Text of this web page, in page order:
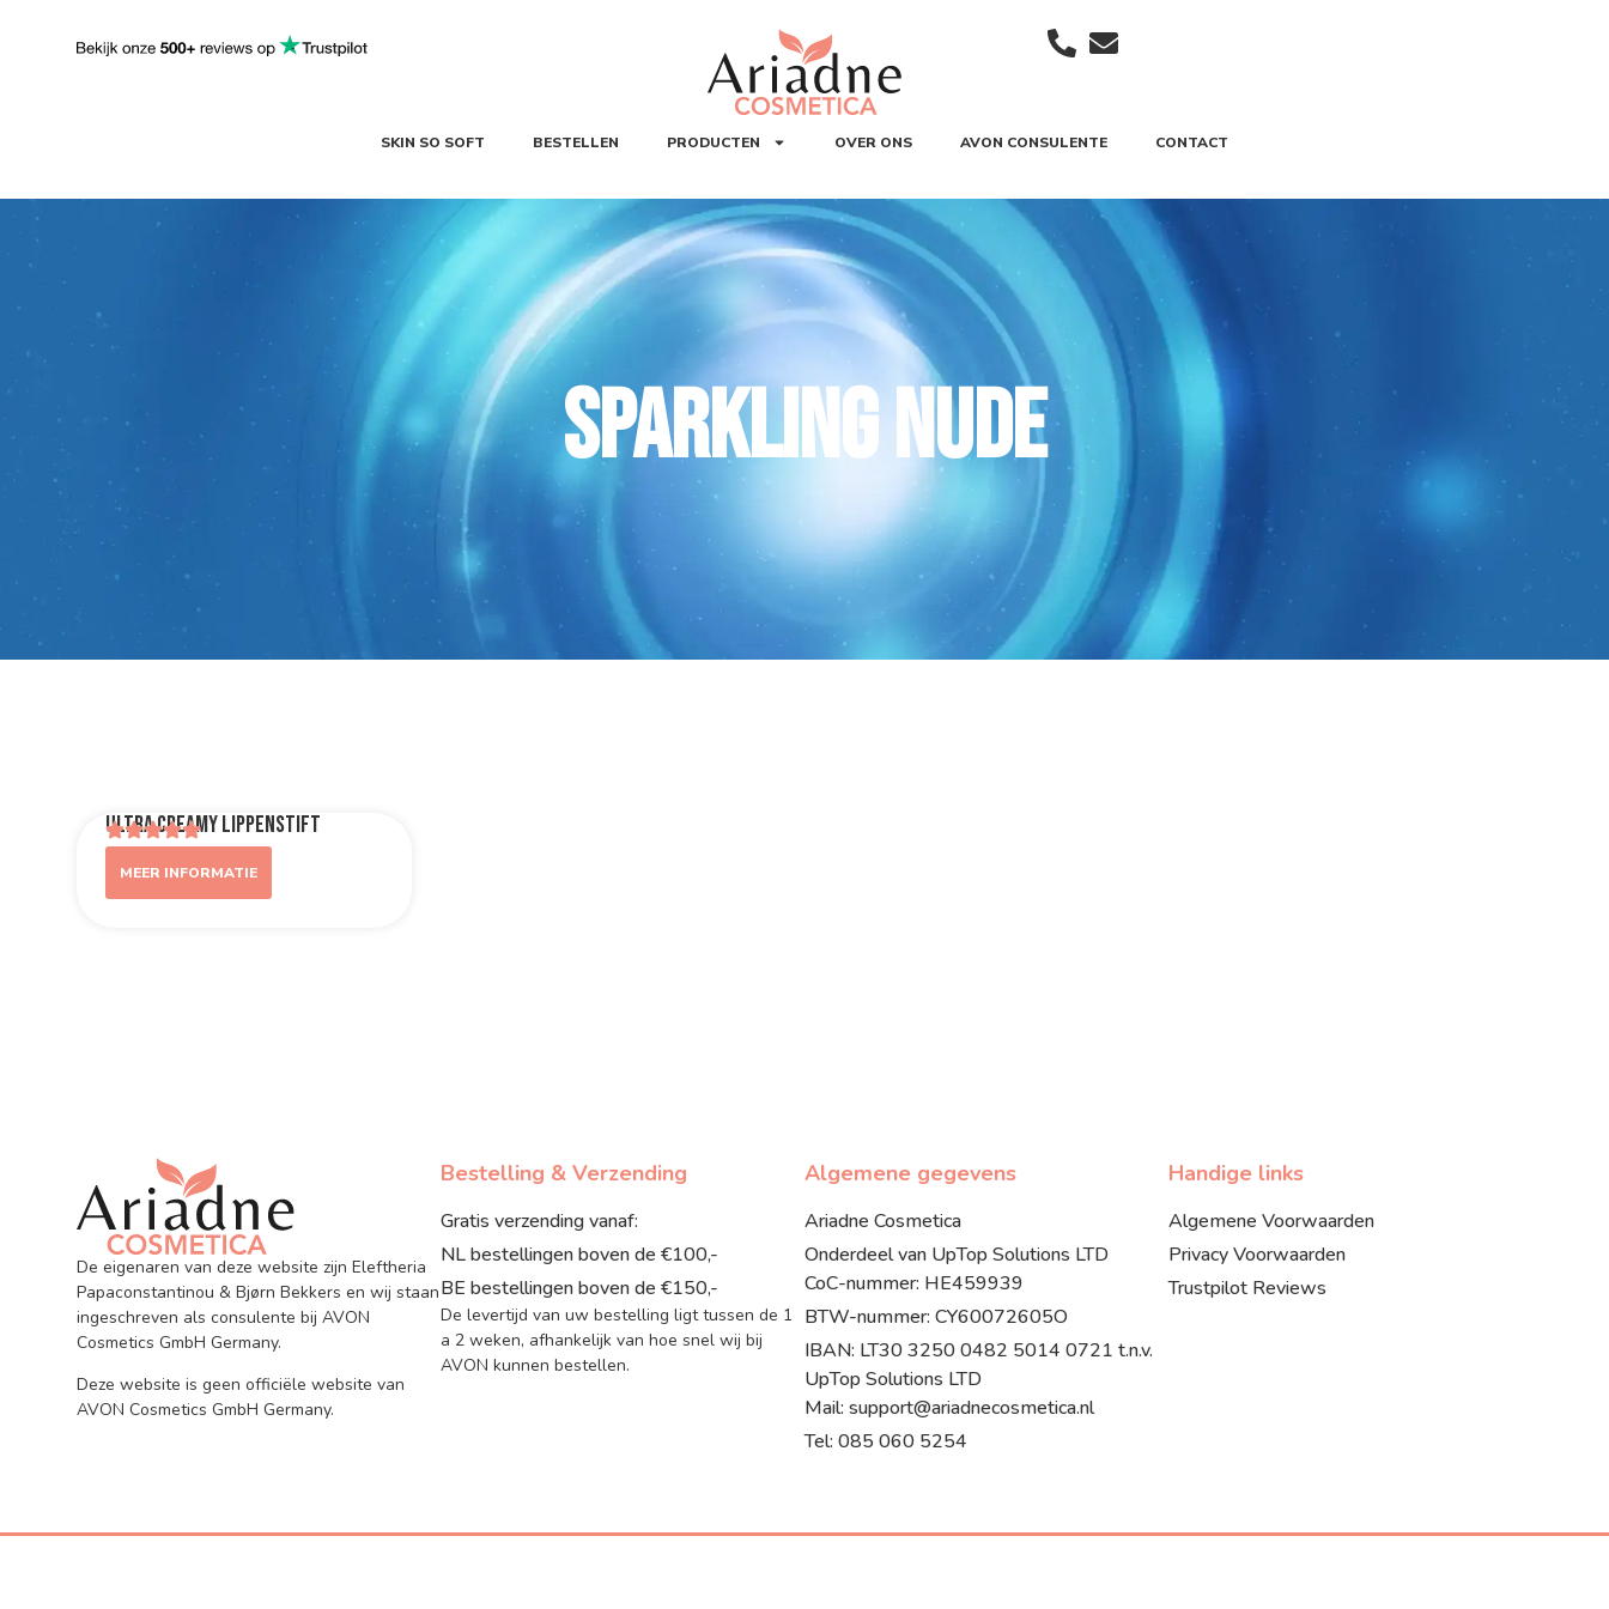
SKIN SO SOFT BESTELLEN PRODUCTEN OVER ONS AVON CONSULENTE CONTACT
sparkling nude
Ultra Creamy Lippenstift
MEER INFORMATIE
De eigenaren van deze website zijn Eleftheria
Papaconstantinou & Bjørn Bekkers en wij staan
ingeschreven als consulente bij AVON
Cosmetics GmbH Germany.
Deze website is geen officiële website van
AVON Cosmetics GmbH Germany.
Bestelling & Verzending
Gratis verzending vanaf:
NL bestellingen boven de €100,-
BE bestellingen boven de €150,-
De levertijd van uw bestelling ligt tussen de 1
a 2 weken, afhankelijk van hoe snel wij bij
AVON kunnen bestellen.
Algemene gegevens
Ariadne Cosmetica
Onderdeel van UpTop Solutions LTD
CoC-nummer: HE459939
BTW-nummer: CY60072605O
IBAN: LT30 3250 0482 5014 0721 t.n.v.
UpTop Solutions LTD
Mail: support@ariadnecosmetica.nl
Tel: 085 060 5254
Handige links
Algemene Voorwaarden
Privacy Voorwaarden
Trustpilot Reviews